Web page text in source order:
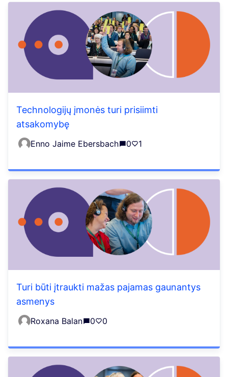
Technologijų įmonės turi prisiimti
atsakomybę
Enno Jaime Ebersbach 0 1
Turi būti įtraukti mažas pajamas gaunantys
asmenys
Roxana Balan 0 0